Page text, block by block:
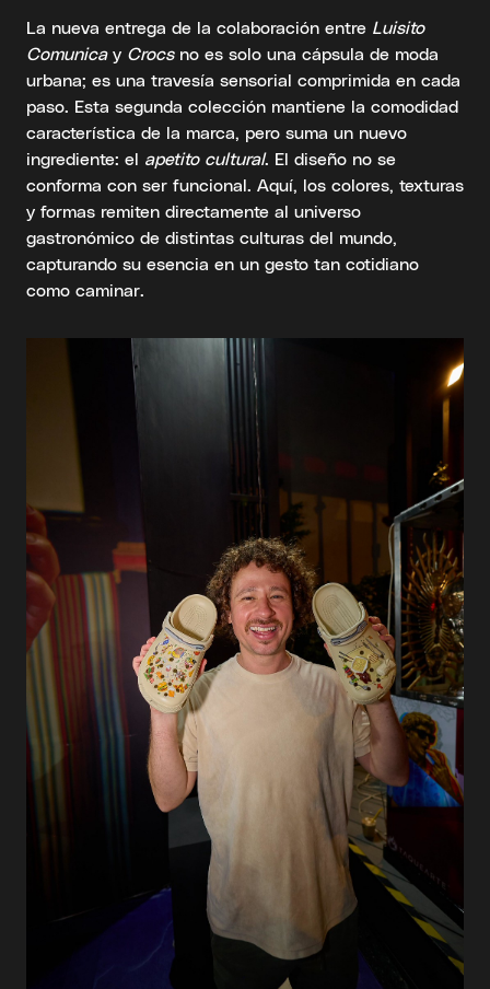
La nueva entrega de la colaboración entre Luisito
Comunicay Crocsno es solo una cápsula de moda
urbana; es una travesía sensorial comprimida en cada
paso. Esta segunda colección mantiene la comodidad
característica de la marca, pero suma un nuevo
ingrediente: el apetito cultural. El diseño no se
conforma con ser funcional. Aquí, los colores, texturas
y formas remiten directamente al universo
gastronómico de distintas culturas del mundo,
capturando su esencia en un gesto tan cotidiano
como caminar.